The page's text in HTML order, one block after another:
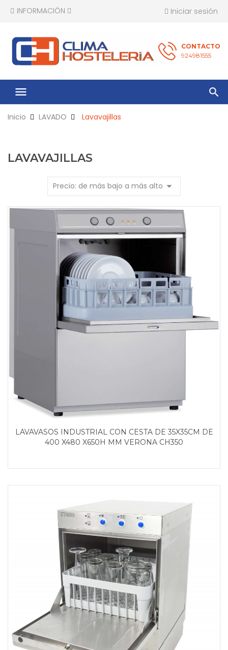
INFORMACIÓN Iniciar sesión
CONTACTO
924981555
menu
Inicio LAVADO Lavavajillas
LAVAVAJILLAS
Precio: de más bajo a más alto arrow_drop_down
LAVAVASOS INDUSTRIAL CON CESTA DE 35X35CM DE
400 X480 X650H MM VERONA CH350